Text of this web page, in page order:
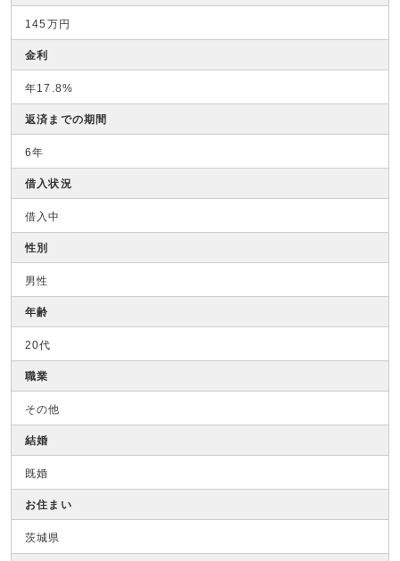
145万円
金利
年17.8%
返済までの期間
6年
借入状況
借入中
性別
男性
年齢
20代
職業
その他
結婚
既婚
お住まい
茨城県